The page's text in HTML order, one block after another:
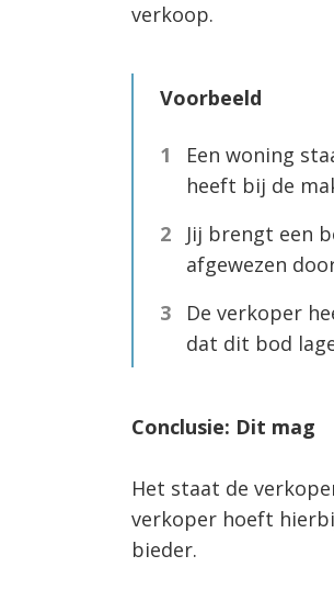
verkoop.
Voorbeeld
Een woning
heeft bij de
Jij brengt een
afgewezen
De verkoper
dat dit bod
Conclusie: Dit mag
Het staat de
verkoper hoeft
bieder.